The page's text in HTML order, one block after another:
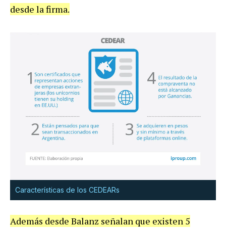
desde la firma.
Características de los CEDEARs
Además desde Balanz señalan que existen 5